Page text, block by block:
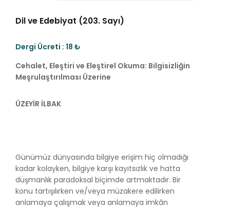
Dil ve Edebiyat (203. Sayı)
Dergi Ücreti : 18 ₺
Cehalet, Eleştiri ve Eleştirel Okuma: Bilgisizliğin
Meşrulaştırılması Üzerine
ÜZEYİR İLBAK
Günümüz dünyasında bilgiye erişim hiç olmadığı
kadar kolayken, bilgiye karşı kayıtsızlık ve hatta
düşmanlık paradoksal biçimde artmaktadır. Bir
konu tartışılırken ve/veya müzakere edilirken
anlamaya çalışmak veya anlamaya imkân